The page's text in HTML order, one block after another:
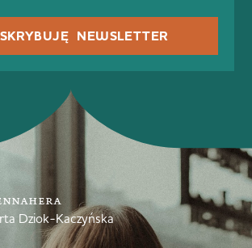
NEWSLETTER
Dziok-Kaczyńska